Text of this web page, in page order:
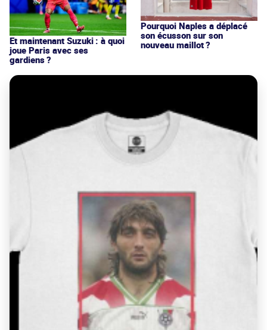
Et maintenant Suzuki : à quoi
joue Paris avec ses
gardiens ?
Pourquoi Naples a déplacé
son écusson sur son
nouveau maillot ?